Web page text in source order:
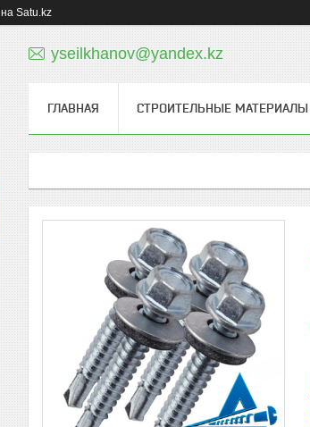
на Satu.kz
yseilkhanov@yandex.kz
ГЛАВНАЯ СТРОИТЕЛЬНЫЕ МАТЕРИАЛЫ